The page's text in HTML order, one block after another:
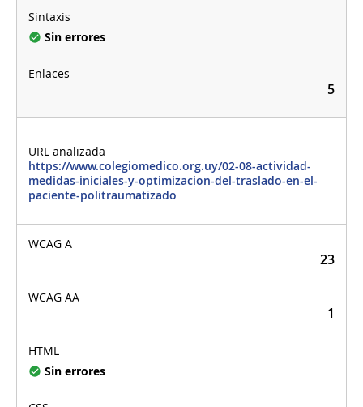
Sin errores
5
https://www.colegiomedico.org.uy/02-08-actividad-
medidas-iniciales-y-optimizacion-del-traslado-en-el-
paciente-politraumatizado
23
1
Sin errores